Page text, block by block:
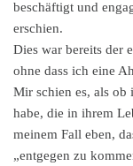
beschäftigt und
erschien.
Dies war bereits der
ohne dass ich eine
Mir schien es, als ob
habe, die in ihrem
meinem Fall eben,
„entgegen zu